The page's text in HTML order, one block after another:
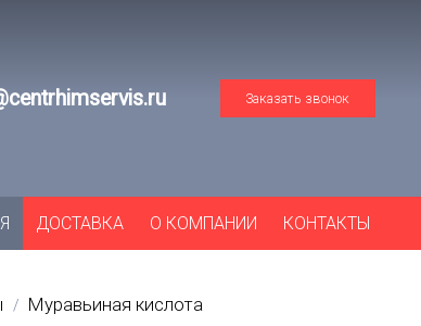
Заказать звонок
ДОСТАВКА О КОМПАНИИ КОНТАКТЫ
/ Муравьиная кислота